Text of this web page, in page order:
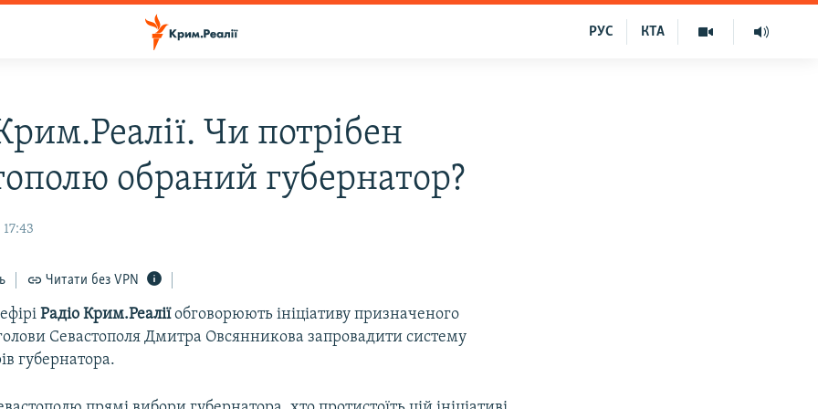
КТА
РУС
Чи потрібен
обраний губернатор?
Читати без VPN
Радіо Крим.Реаліїобговорюють ініціативу призначеного
Севастополя Дмитра Овсянникова запровадити систему
губернатора.